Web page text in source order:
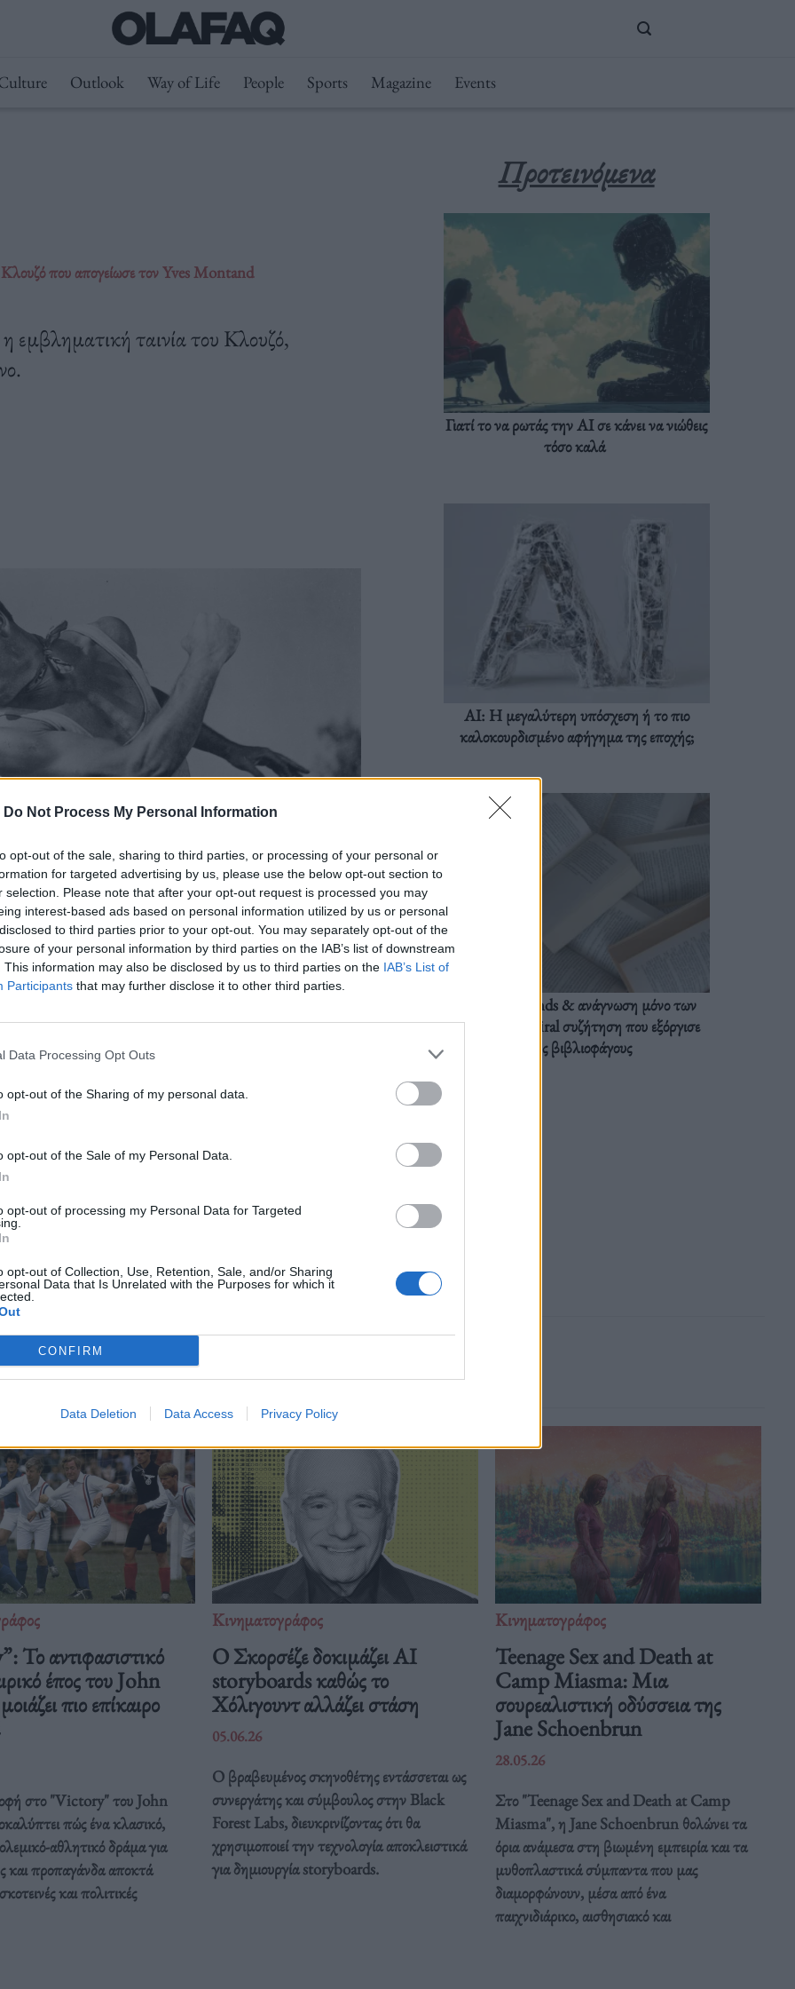
Do Not Process My Personal Information
opt-out of the sale, sharing to third parties, or processing of your personal or
for targeted advertising by us, please use the below opt-out section to
selection. Please note that after your opt-out request is processed you may
interest-based ads based on personal information utilized by us or personal
to third parties prior to your opt-out. You may separately opt-out of the
of your personal information by third parties on the IAB’s list of downstream
This information may also be disclosed by us to third parties on the IAB’s List of
Participants that may further disclose it to other third parties.
Data Processing Opt Outs
opt-out of the Sharing of my personal data.
opt-out of the Sale of my Personal Data.
opt-out of processing my Personal Data for Targeted
opt-out of Collection, Use, Retention, Sale, and/or Sharing
Data that Is Unrelated with the Purposes for which it
CONFIRM
Data Deletion Data Access Privacy Policy
Outlook Way of Life People Sports Magazine Events
που απογείωσε τον Yves Montand
εμβληματική ταινία του Κλουζό,
η εμβληματική ταινία του Κλουζό,
,Ανρί Ζορζ Κλουζό,Ζορζ Αρνό,Ιβ Μοντάν,Κινηματογράφος
Προτεινόμενα
Γιατί το να ρωτάς την AI σε κάνει να νιώθεις
τόσο καλά
AI: Η μεγαλύτερη υπόσχεση ή το πιο
καλοκουρδισμένο αφήγημα της εποχής;
BookTok trends & ανάγνωση μόνο των
διαλόγων: Η viral συζήτηση που εξόργισε
τους βιβλιοφάγους
Δείτε επίσης
Το αντιφασιστικό
έπος του John
πιο επίκαιρο
στο "Victory" του John
πώς ένα κλασικό,
αθλητικό δράμα για
και προπαγάνδα αποκτά
και πολιτικές
Κινηματογράφος
Ο Σκορσέζε δοκιμάζει AI
storyboards καθώς το
Χόλιγουντ αλλάζει στάση
05.06.26
Ο βραβευμένος σκηνοθέτης εντάσσεται ως
συνεργάτης και σύμβουλος στην Black
Forest Labs, διευκρινίζοντας ότι θα
χρησιμοποιεί την τεχνολογία αποκλειστικά
για δημιουργία storyboards.
Κινηματογράφος
Teenage Sex and Death at
Camp Miasma: Μια
σουρεαλιστική οδύσσεια της
Jane Schoenbrun
28.05.26
Στο "Teenage Sex and Death at Camp
Miasma", η Jane Schoenbrun θολώνει τα
όρια ανάμεσα στη βιωμένη εμπειρία και τα
μυθοπλαστικά σύμπαντα που μας
διαμορφώνουν, μέσα από ένα
παιχνιδιάρικο, αισθησιακό και